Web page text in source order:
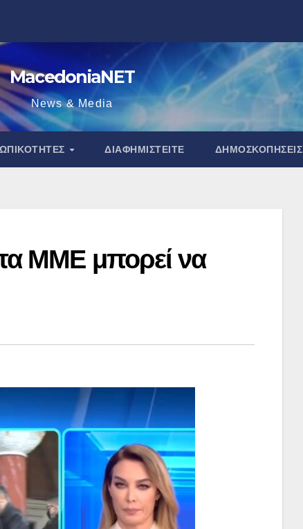
MacedoniaNET
News & Media
ΔΙΑΦΗΜΙΣΤΕΊΤΕ ΔΗΜΟΣΚΟΠΉΣΕΙΣ
τα ΜΜΕ μπορεί να